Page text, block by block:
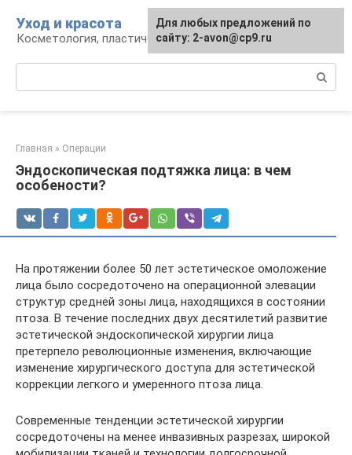
контенту
Уход и красота
Косметология, пластическая хирургия, уход
Главная » Операции
Эндоскопическая подтяжка лица: в чем
особености?
На протяжении более 50 лет эстетическое омоложение
лица было сосредоточено на операционной элевации
структур средней зоны лица, находящихся в состоянии
птоза. В течение последних двух десятилетий развитие
эстетической эндоскопической хирургии лица
претерпело революционные изменения, включающие
изменение хирургического доступа для эстетической
коррекции легкого и умеренного птоза лица.
Современные тенденции эстетической хирургии
сосредоточены на менее инвазивных разрезах, широкой
Для любых предложений по
сайту: 2-avon@cp9.ru